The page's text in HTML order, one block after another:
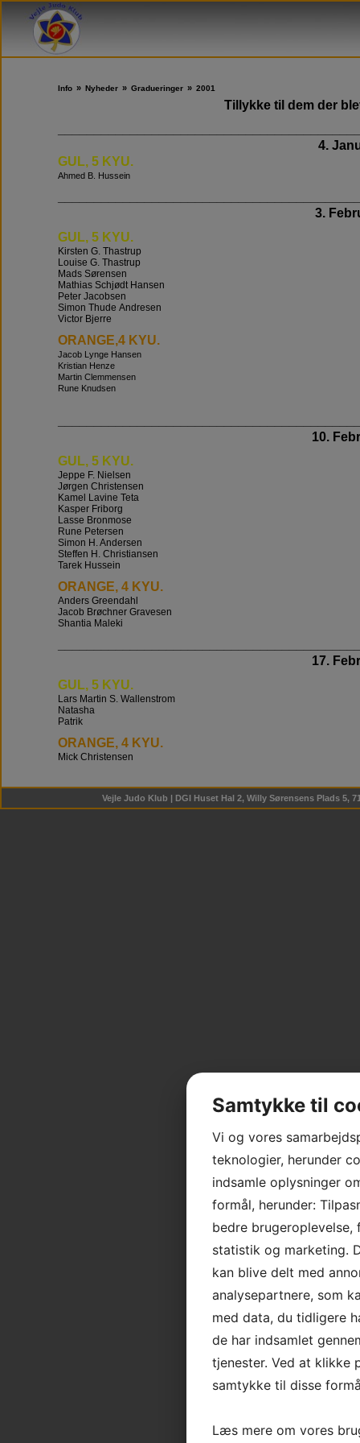
Info » Nyheder » Gradueringer » 2001
Tillykke til dem der
4.
GUL, 5 KYU.
Ahmed B. Hussein
3.
GUL, 5 KYU.
Kirsten G. Thastrup
Louise G. Thastrup
Mads Sørensen
Mathias Schjødt Hansen
Peter Jacobsen
Simon Thude Andresen
Victor Bjerre
ORANGE,4 KYU.
Jacob Lynge Hansen
Kristian Henze
Martin Clemmensen
Rune Knudsen
10.
GUL, 5 KYU.
Jeppe F. Nielsen
Jørgen Christensen
Kamel Lavine Teta
Kasper Friborg
Lasse Bronmose
Rune Petersen
Simon H. Andersen
Steffen H. Christiansen
Tarek Hussein
ORANGE, 4 KYU.
Anders Greendahl
Jacob Brøchner Gravesen
Shantia Maleki
17.
GUL, 5 KYU.
Lars Martin S. Wallenstrom
Natasha
Patrik
ORANGE, 4 KYU.
Mick ​Christensen
Vejle Judo Klub | DGI Huset Hal 2, Willy Sørensens Plads 5,
Samtykke til
Vi og vores
teknologier, herunder
indsamle oplysninger
formål, herunder:
bedre brugeroplevelse,
statistik og marketing.
kan blive delt med
analysepartnere, som
med data, du tidligere
de har indsamlet
tjenester. Ved at klikke
samtykke til disse
Læs mere om vores